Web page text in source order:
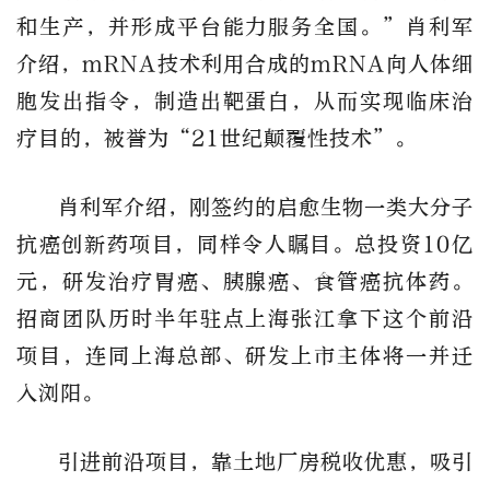
和生产，并形成平台能力服务全国。”肖利军
介绍，mRNA技术利用合成的mRNA向人体细
胞发出指令，制造出靶蛋白，从而实现临床治
疗目的，被誉为“21世纪颠覆性技术”。
肖利军介绍，刚签约的启愈生物一类大分子
抗癌创新药项目，同样令人瞩目。总投资10亿
元，研发治疗胃癌、胰腺癌、食管癌抗体药。
招商团队历时半年驻点上海张江拿下这个前沿
项目，连同上海总部、研发上市主体将一并迁
入浏阳。
引进前沿项目，靠土地厂房税收优惠，吸引